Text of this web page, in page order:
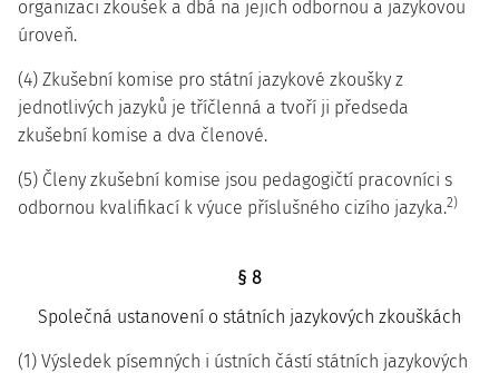
organizaci zkoušek a dbá na jejich odbornou a jazykovou
úroveň.
(4) Zkušební komise pro státní jazykové zkoušky z
jednotlivých jazyků je tříčlenná a tvoří ji předseda
zkušební komise a dva členové.
(5) Členy zkušební komise jsou pedagogičtí pracovníci s
odbornou kvalifikací k výuce příslušného cizího jazyka.2)
§ 8
Společná ustanovení o státních jazykových zkouškách
(1) Výsledek písemných i ústních částí státních jazykových